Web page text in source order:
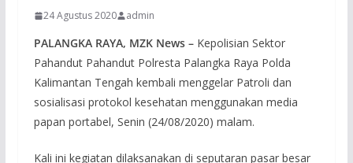
24 Agustus 2020 admin
PALANGKA RAYA, MZK News – Kepolisian Sektor
Pahandut Pahandut Polresta Palangka Raya Polda
Kalimantan Tengah kembali menggelar Patroli dan
sosialisasi protokol kesehatan menggunakan media
papan portabel, Senin (24/08/2020) malam.
Kali ini kegiatan dilaksanakan di seputaran pasar besar